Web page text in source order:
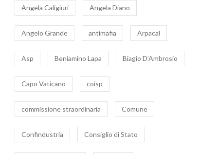
Angela Caligiuri Angela Diano
Angelo Grande antimafia Arpacal
Asp Beniamino Lapa Biagio D’Ambrosio
Capo Vaticano coisp
commissione straordinaria Comune
Confindustria Consiglio di Stato